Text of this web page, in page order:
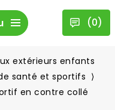
(0)
extérieurs enfants
santé et sportifs
en contre collé